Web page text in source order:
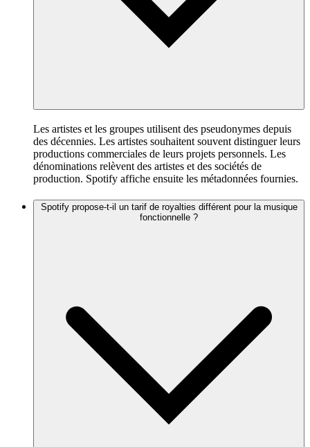
Les artistes et les groupes utilisent des pseudonymes depuis
des décennies. Les artistes souhaitent souvent distinguer leurs
productions commerciales de leurs projets personnels. Les
dénominations relèvent des artistes et des sociétés de
production. Spotify affiche ensuite les métadonnées fournies.
Spotify propose-t-il un tarif de royalties différent pour la musique
fonctionnelle ?